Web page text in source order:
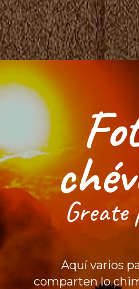
Greate
Aquí varios
comparten lo